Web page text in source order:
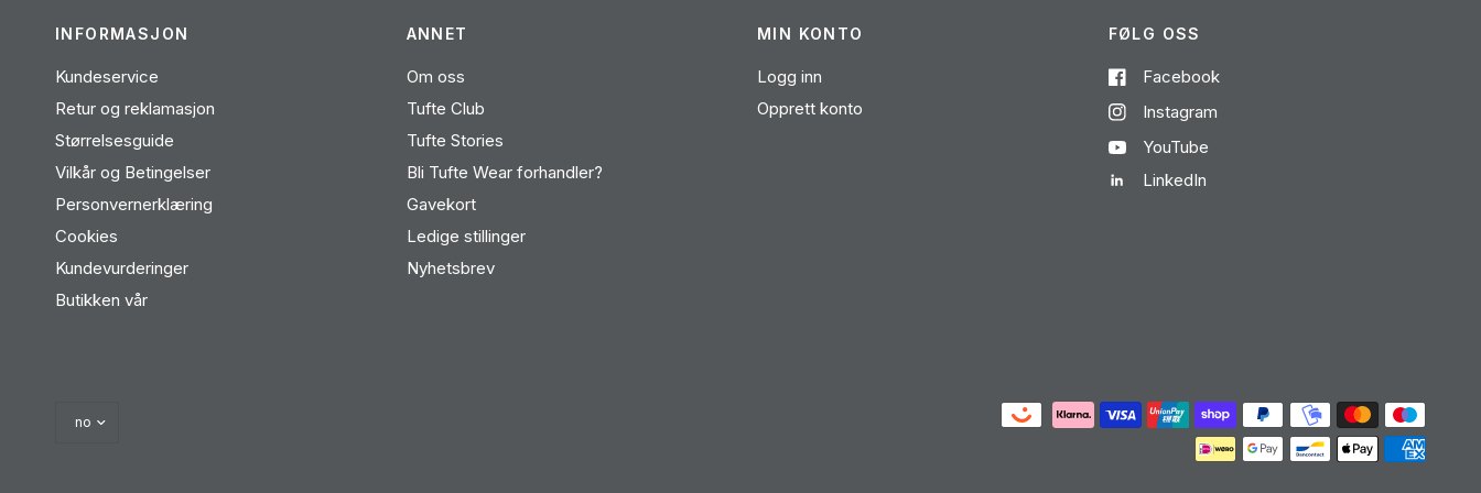
INFORMASJON
Kundeservice
Retur og reklamasjon
Størrelsesguide
Vilkår og Betingelser
Personvernerklæring
Cookies
Kundevurderinger
Butikken vår
ANNET
Om oss
Tufte Club
Tufte Stories
Bli Tufte Wear forhandler?
Gavekort
Ledige stillinger
Nyhetsbrev
MIN KONTO
Logg inn
Opprett konto
FØLG OSS
Facebook
Instagram
YouTube
LinkedIn